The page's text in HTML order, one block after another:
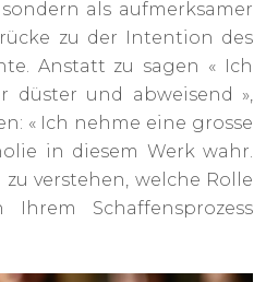
als aufmerksamer
zu der Intention des
Anstatt zu sagen « Ich
düster und abweisend »,
« Ich nehme eine grosse
in diesem Werk wahr.
verstehen, welche Rolle
Schaffensprozess